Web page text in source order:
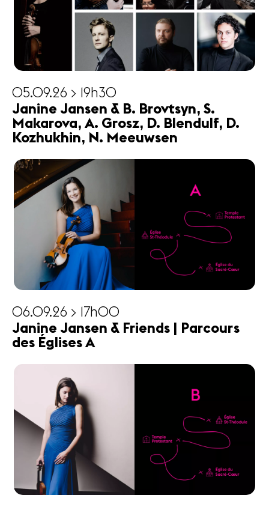
05.09.26 > 19h30
Janine Jansen & B. Brovtsyn, S.
Makarova, A. Grosz, D. Blendulf, D.
Kozhukhin, N. Meeuwsen
06.09.26 > 17h00
Janine Jansen & Friends | Parcours
des Églises A